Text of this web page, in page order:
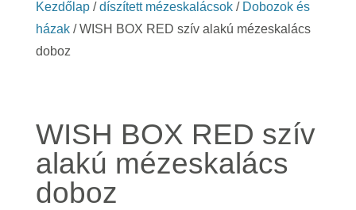
Kezdőlap/díszített mézeskalácsok/ Dobozok és
házak/ WISH BOX RED szív alakú mézeskalács
doboz
WISH BOX RED szív
alakú mézeskalács
doboz